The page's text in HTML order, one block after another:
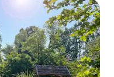
arasında